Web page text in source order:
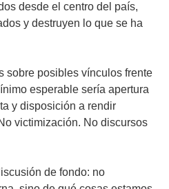
desde el centro del país,
y destruyen lo que se ha
sobre posibles vínculos frente
esperable sería apertura
y disposición a rendir
victimización. No discursos
de fondo: no